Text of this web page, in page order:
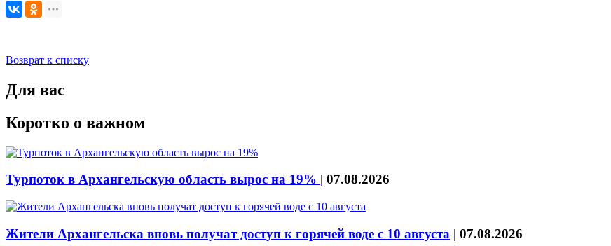
Возврат к списку
Для вас
Коротко о важном
Турпоток в Архангельскую область вырос на 19% | 07.08.2026
Жители Архангельска вновь получат доступ к горячей воде с 10 августа | 07.08.2026